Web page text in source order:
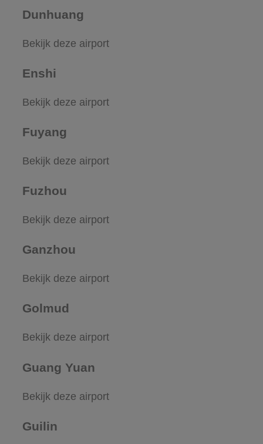
Dunhuang
Bekijk deze airport
Enshi
Bekijk deze airport
Fuyang
Bekijk deze airport
Fuzhou
Bekijk deze airport
Ganzhou
Bekijk deze airport
Golmud
Bekijk deze airport
Guang Yuan
Bekijk deze airport
Guilin